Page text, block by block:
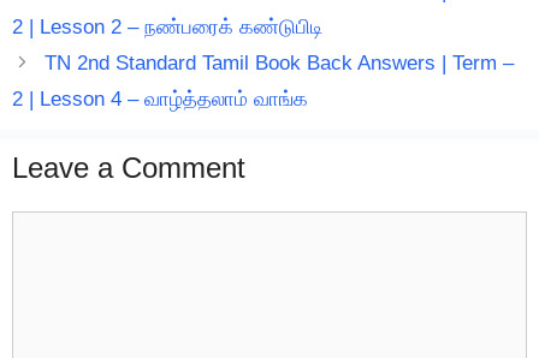
2 | Lesson 2 – நண்பரைக் கண்டுபிடி
TN 2nd Standard Tamil Book Back Answers | Term –
2 | Lesson 4 – வாழ்த்தலாம் வாங்க
Leave a Comment